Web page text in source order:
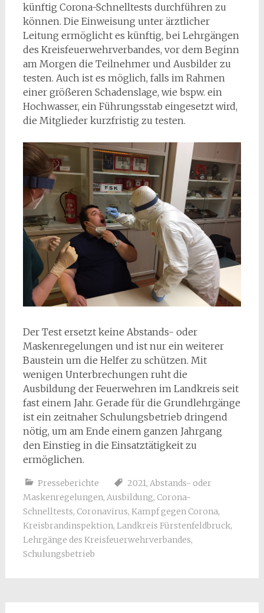
künftig Corona-Schnelltests durchführen zu
können. Die Einweisung unter ärztlicher
Leitung ermöglicht es künftig, bei Lehrgängen
des Kreisfeuerwehrverbandes, vor dem Beginn
am Morgen die Teilnehmer und Ausbilder zu
testen. Auch ist es möglich, falls im Rahmen
einer größeren Schadenslage, wie bspw. ein
Hochwasser, ein Führungsstab eingesetzt wird,
die Mitglieder kurzfristig zu testen.
Der Test ersetzt keine Abstands- oder
Maskenregelungen und ist nur ein weiterer
Baustein um die Helfer zu schützen. Mit
wenigen Unterbrechungen ruht die
Ausbildung der Feuerwehren im Landkreis seit
fast einem Jahr. Gerade für die Grundlehrgänge
ist ein zeitnaher Schulungsbetrieb dringend
nötig, um am Ende einem ganzen Jahrgang
den Einstieg in die Einsatztätigkeit zu
ermöglichen.
Presseberichte 2021, Abstands- oder
Maskenregelungen, Ausbildung, Corona-
Schnelltests, Coronavirus, Kampf gegen Corona,
Kreisbrandinspektion, Landkreis Fürstenfeldbruck,
Lehrgänge des Kreisfeuerwehrverbandes,
Schulungsbetrieb